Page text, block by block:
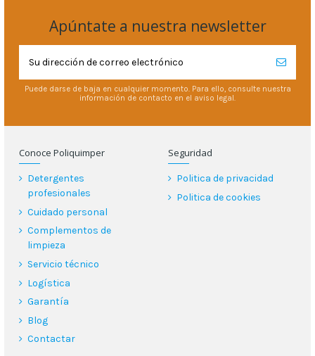
Apúntate a nuestra newsletter
Puede darse de baja en cualquier momento. Para ello, consulte nuestra
información de contacto en el aviso legal.
Conoce Poliquimper
Detergentes
profesionales
Cuidado personal
Complementos de
limpieza
Servicio técnico
Logística
Garantía
Blog
Contactar
Seguridad
Politica de privacidad
Politica de cookies